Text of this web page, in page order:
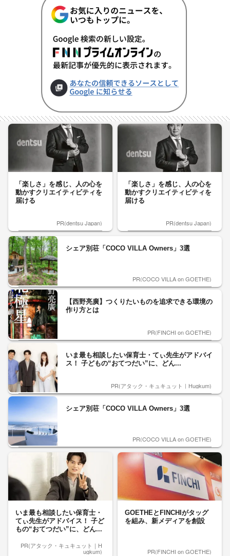
「楽しさ」を感じ、人の心を
動かすクリエイティビティを
届ける
PR(dentsu Japan)
「楽しさ」を感じ、人の心を
動かすクリエイティビティを
届ける
PR(dentsu Japan)
シェア別荘「COCO VILLA Owners」3選
PR(COCO VILLA on GOETHE)
【西野亮廣】つくりたいものを追求できる環境の
作り方とは
PR(FINCHI on GOETHE)
いま最も相談したい保育士・てぃ先生がアドバイ
ス！ 子どもの“おてつだい”に、どん...
PR(アタック・キュキュット｜Hugkum)
シェア別荘「COCO VILLA Owners」3選
PR(COCO VILLA on GOETHE)
いま最も相談したい保育士・
てぃ先生がアドバイス！ 子ど
もの“おてつだい”に、どん...
PR(アタック・キュキュット｜H
ugkum)
GOETHEとFINCHIがタッグ
を組み、新メディアを創設
PR(FINCHI on GOETHE)